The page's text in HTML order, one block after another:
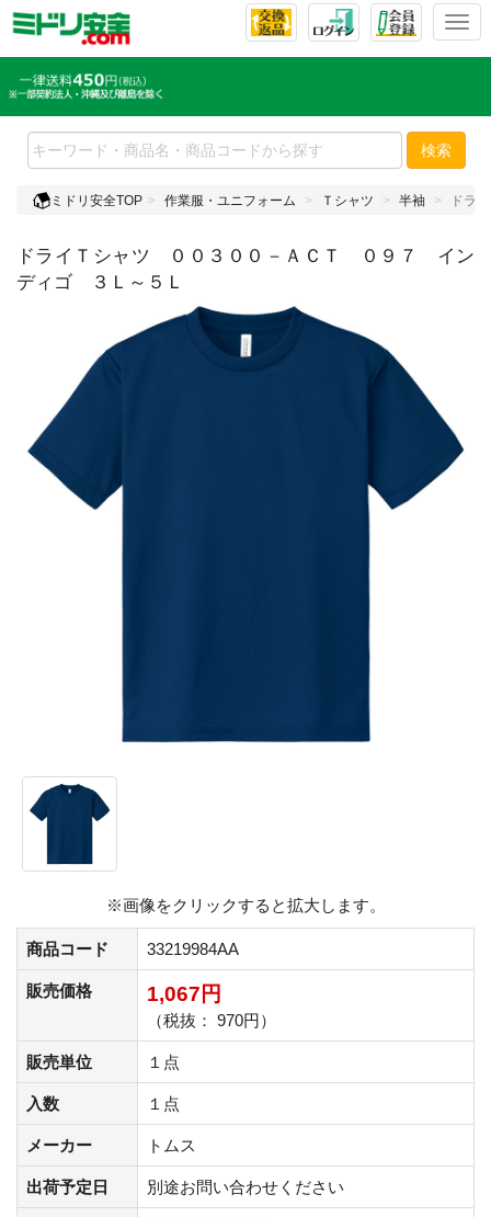
T
l
e
n
v
g
検索
ミドリ安全TOP 作業服・ユニフォーム Ｔシャツ 半袖 ドラ
ドライＴシャツ ００３００－ＡＣＴ ０９７ イン
ディゴ ３Ｌ～５Ｌ
※画像をクリックすると拡大します。
商品コード 33219984AA
販売価格 1,067円
（税抜： 970円）
販売単位 １点
入数 １点
メーカー トムス
出荷予定日 別途お問い合わせください